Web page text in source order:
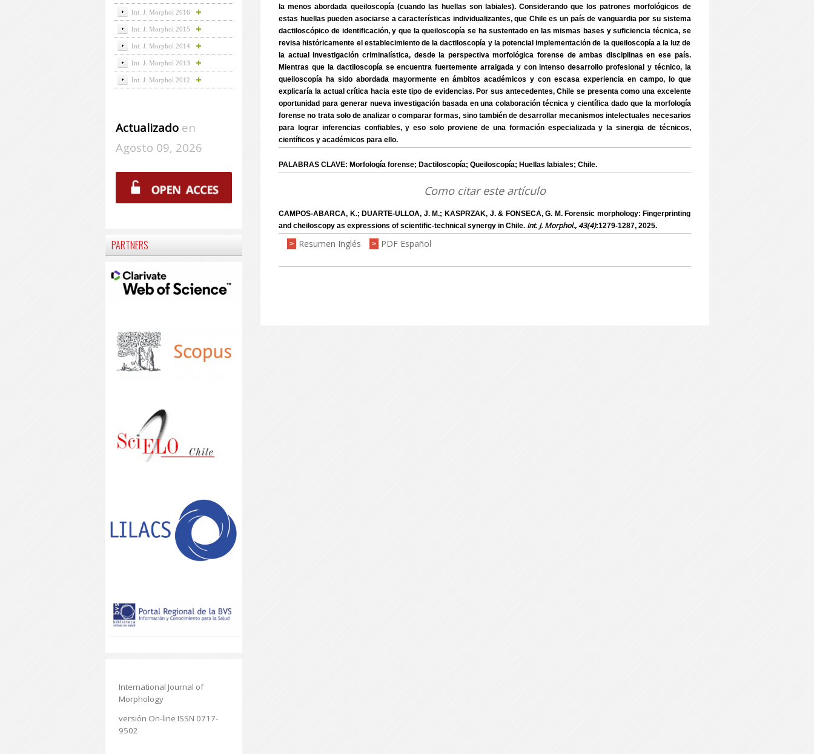
la menos abordada queiloscopía (cuando las huellas son labiales). Considerando que los patrones morfológicos de
estas huellas pueden asociarse a características individualizantes, que Chile es un país de vanguardia por su sistema
dactiloscópico de identificación, y que la queiloscopía se ha sustentado en las mismas bases y suficiencia técnica, se
revisa históricamente el establecimiento de la dactiloscopía y la potencial implementación de la queiloscopía a la luz de
la actual investigación criminalística, desde la perspectiva morfológica forense de ambas disciplinas en ese país.
Mientras que la dactiloscopía se encuentra fuertemente arraigada y con intenso desarrollo profesional y técnico, la
queiloscopía ha sido abordada mayormente en ámbitos académicos y con escasa experiencia en campo, lo que
explicaría la actual crítica hacia este tipo de evidencias. Por sus antecedentes, Chile se presenta como una excelente
oportunidad para generar nueva investigación basada en una colaboración técnica y científica dado que la morfología
forense no trata solo de analizar o comparar formas, sino también de desarrollar mecanismos intelectuales necesarios
para lograr inferencias confiables, y eso solo proviene de una formación especializada y la sinergia de técnicos,
científicos y académicos para ello.
PALABRAS CLAVE: Morfología forense; Dactiloscopía; Queiloscopía; Huellas labiales; Chile.
Como citar este artículo
CAMPOS-ABARCA, K.; DUARTE-ULLOA, J. M.; KASPRZAK, J. & FONSECA, G. M. Forensic morphology: Fingerprinting
and cheiloscopy as expressions of scientific-technical synergy in Chile. Int. J. Morphol., 43(4):1279-1287, 2025.
> Resumen Inglés > PDF Español
Int. J. Morphol 2016
Int. J. Morphol 2015
Int. J. Morphol 2014
Int. J. Morphol 2013
Int. J. Morphol 2012
Actualizadoen
Agosto 09, 2026
PARTNERS
International Journal of
Morphology
versión On-line ISSN 0717-
9502